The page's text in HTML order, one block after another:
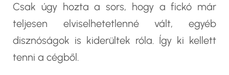
Csak úgy hozta a sors, hogy a fickó már
teljesen elviselhetetlenné vált, egyéb
disznóságok is kiderültek róla. Így ki kellett
tenni a cégből.